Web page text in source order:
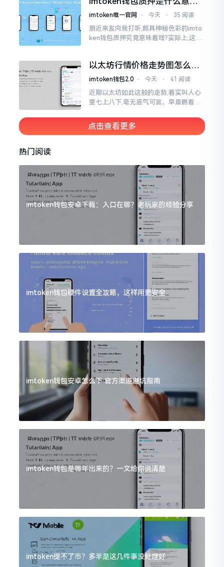
思？一文讲透
imtoken唯一官网 ⋅ 今天 ⋅ 35 阅读
朋近来友向我打听,颇具神秘色彩的imto
ken钱包质押究竟意味着啥?实际上,这一
以太坊行情价格走势图怎么看
才不亏钱
imtoken钱包2.0 ⋅ 今天 ⋅ 41 阅读
近期以太坊如此这般的走势,着实叫人心
里七上八下,毫无底气可言。早晨瞧看之
然而到了下午,那颜色刹那间就改变了,绿
得让人心里直冒慌意。
点击查看更多
热门阅读
imtoken钱包安卓下载：入口在哪？老玩家的经验分享
imtoken钱包硬件设置全攻略，这样用更安全
imtoken钱包安卓怎么下 官方渠道避坑指南
imtoken钱包是哪年出来的？一文给你说清楚
imtoken提不了币？多半是这几件事没处理好